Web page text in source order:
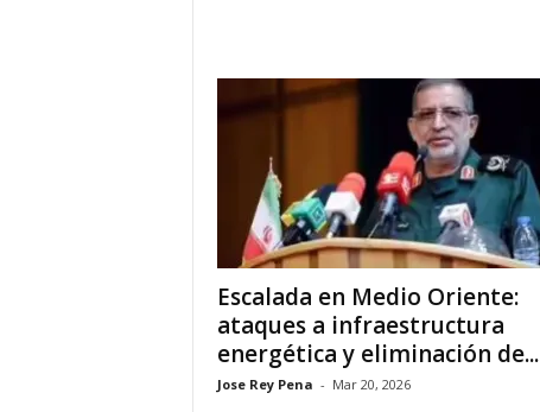
Escalada en Medio Oriente:
ataques a infraestructura
energética y eliminación de...
Jose Rey Pena - Mar 20, 2026